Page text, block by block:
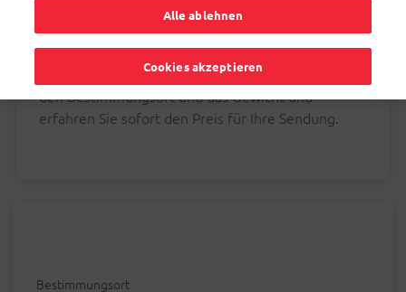
Berechnen Sie schnell und einfach den Tarif für
den Versand Ihres Briefes oder Pakets. Wählen Sie
den Bestimmungsort und das Gewicht und
erfahren Sie sofort den Preis für Ihre Sendung.
Bestimmungsort
Alle ablehnen
Cookies akzeptieren